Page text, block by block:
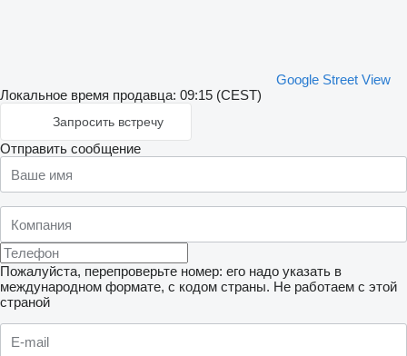
Google Street View
Локальное время продавца: 09:15 (CEST)
Запросить встречу
Отправить сообщение
Пожалуйста, перепроверьте номер: его надо указать в
международном формате, с кодом страны. Не работаем с этой
страной